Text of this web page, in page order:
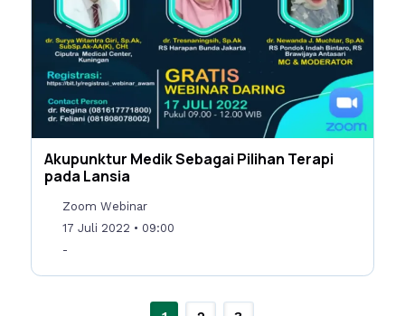
Akupunktur Medik Sebagai Pilihan Terapi
pada Lansia
Zoom Webinar
17 Juli 2022 • 09:00
-